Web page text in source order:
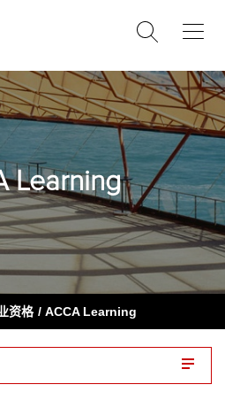
Learning
资格 ACCA Learning